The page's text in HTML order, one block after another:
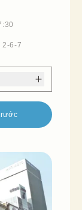
2-6-7